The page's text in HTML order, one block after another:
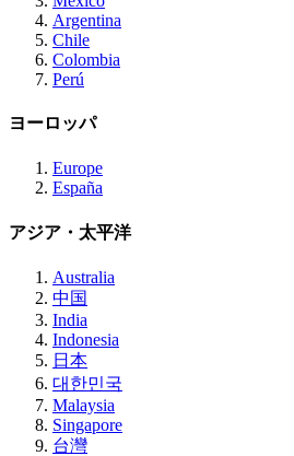
Argentina
Chile
Colombia
Perú
ヨーロッパ
Europe
España
アジア・太平洋
Australia
中国
India
Indonesia
日本
대한민국
Malaysia
Singapore
台灣